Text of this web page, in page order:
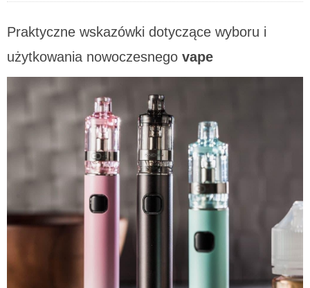
Praktyczne wskazówki dotyczące wyboru i
użytkowania nowoczesnego vape